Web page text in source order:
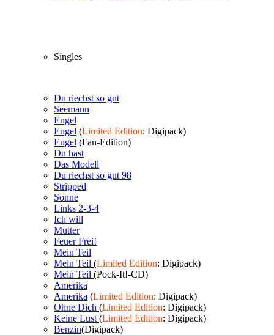
Singles
Du riechst so gut
Seemann
Engel
Engel (Limited Edition: Digipack)
Engel (Fan-Edition)
Du hast
Das Modell
Du riechst so gut 98
Stripped
Sonne
Links 2-3-4
Ich will
Mutter
Feuer Frei!
Mein Teil
Mein Teil (Limited Edition: Digipack)
Mein Teil (Pock-It!-CD)
Amerika
Amerika (Limited Edition: Digipack)
Ohne Dich (Limited Edition: Digipack)
Keine Lust (Limited Edition: Digipack)
Benzin(Digipack)